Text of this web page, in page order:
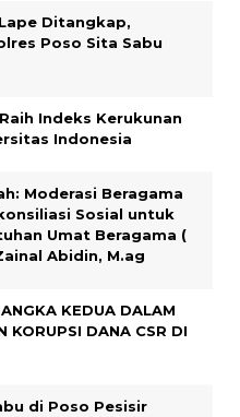
Ditangkap,
Poso Sita Sabu
Indeks Kerukunan
Indonesia
Moderasi Beragama
Sosial untuk
Umat Beragama (
Abidin, M.ag
KEDUA DALAM
KORUPSI DANA CSR DI
di Poso Pesisir